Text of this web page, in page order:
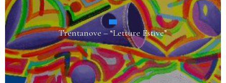
Trentanove – “Letture Estive”